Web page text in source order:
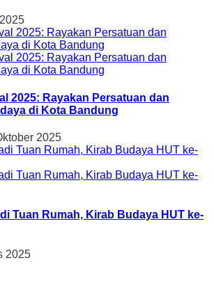
2025: Rayakan Persatuan dan
di Kota Bandung
2025
Tuan Rumah, Kirab Budaya HUT ke-
2025